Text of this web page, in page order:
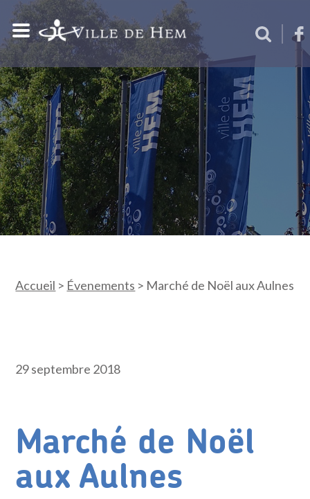
Accueil > Évenements > Marché de Noël aux Aulnes
29 septembre 2018
Marché de Noël
aux Aulnes